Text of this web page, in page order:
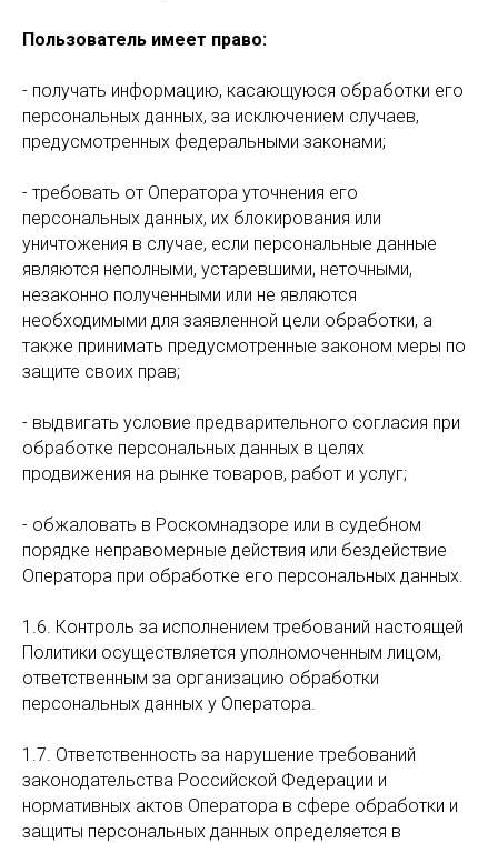
Пользователь имеет право:
- получать информацию, касающуюся обработки его
персональных данных, за исключением случаев,
предусмотренных федеральными законами;
- требовать от Оператора уточнения его
персональных данных, их блокирования или
уничтожения в случае, если персональные данные
являются неполными, устаревшими, неточными,
незаконно полученными или не являются
необходимыми для заявленной цели обработки, а
также принимать предусмотренные законом меры по
защите своих прав;
- выдвигать условие предварительного согласия при
обработке персональных данных в целях
продвижения на рынке товаров, работ и услуг;
- обжаловать в Роскомнадзоре или в судебном
порядке неправомерные действия или бездействие
Оператора при обработке его персональных данных.
1.6. Контроль за исполнением требований настоящей
Политики осуществляется уполномоченным лицом,
ответственным за организацию обработки
персональных данных у Оператора.
1.7. Ответственность за нарушение требований
законодательства Российской Федерации и
нормативных актов Оператора в сфере обработки и
защиты персональных данных определяется в